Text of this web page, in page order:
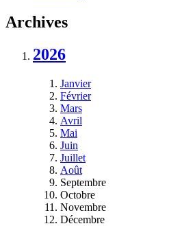
Archives
2026
Janvier
Février
Mars
Avril
Mai
Juin
Juillet
Août
Septembre
Octobre
Novembre
Décembre